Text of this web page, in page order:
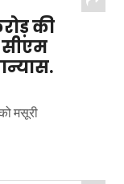
की
मसूरी